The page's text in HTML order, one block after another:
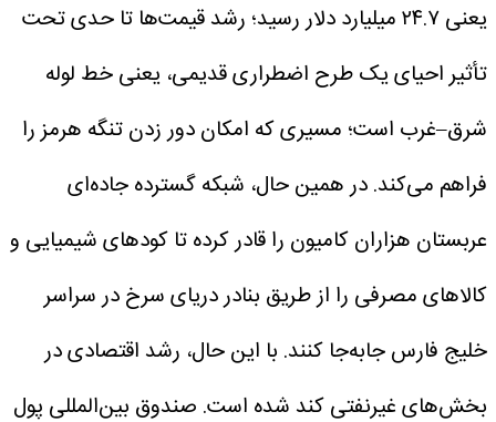
یعنی ۲۴.۷ میلیارد دلار رسید؛ رشد قیمت‌ها تا حدی تحت
تأثیر احیای یک طرح اضطراری قدیمی، یعنی خط لوله
شرق–غرب است؛ مسیری که امکان دور زدن تنگه هرمز را
فراهم می‌کند.در همین حال، شبکه گسترده جاده‌ای
عربستان هزاران کامیون را قادر کرده تا کودهای شیمیایی و
کالاهای مصرفی را از طریق بنادر دریای سرخ در سراسر
خلیج فارس جابه‌جا کنند. با این حال، رشد اقتصادی در
بخش‌های غیرنفتی کند شده است. صندوق بین‌المللی پول